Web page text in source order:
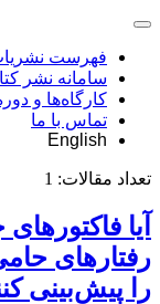
فهرست
سامانه نشر
کارگاه‌ها و
تماس با ما
English
تعداد مقالات: 1
آیا
رفتارهای
را پیش‌بینی